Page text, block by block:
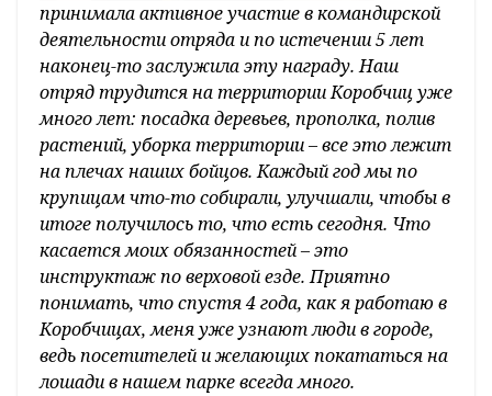
принимала активное участие в командирской
деятельности отряда и по истечении 5 лет
наконец-то заслужила эту награду. Наш
отряд трудится на территории Коробчиц уже
много лет: посадка деревьев, прополка, полив
растений, уборка территории – все это лежит
на плечах наших бойцов. Каждый год мы по
крупицам что-то собирали, улучшали, чтобы в
итоге получилось то, что есть сегодня. Что
касается моих обязанностей – это
инструктаж по верховой езде. Приятно
понимать, что спустя 4 года, как я работаю в
Коробчицах, меня уже узнают люди в городе,
ведь посетителей и желающих покататься на
лошади в нашем парке всегда много.